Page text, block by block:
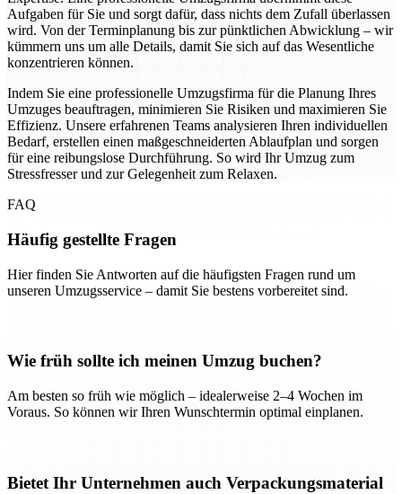
Aufgaben für Sie und sorgt dafür, dass nichts dem Zufall überlassen
wird. Von der Terminplanung bis zur pünktlichen Abwicklung – wir
kümmern uns um alle Details, damit Sie sich auf das Wesentliche
konzentrieren können.
Indem Sie eine professionelle Umzugsfirma für die Planung Ihres
Umzuges beauftragen, minimieren Sie Risiken und maximieren Sie
Effizienz. Unsere erfahrenen Teams analysieren Ihren individuellen
Bedarf, erstellen einen maßgeschneiderten Ablaufplan und sorgen
für eine reibungslose Durchführung. So wird Ihr Umzug zum
Stressfresser und zur Gelegenheit zum Relaxen.
FAQ
Häufig gestellte Fragen
Hier finden Sie Antworten auf die häufigsten Fragen rund um
unseren Umzugsservice – damit Sie bestens vorbereitet sind.
Wie früh sollte ich meinen Umzug buchen?
Am besten so früh wie möglich – idealerweise 2–4 Wochen im
Voraus. So können wir Ihren Wunschtermin optimal einplanen.
Bietet Ihr Unternehmen auch Verpackungsmaterial